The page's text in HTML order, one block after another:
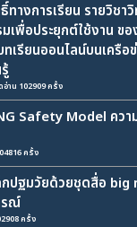
างการเรียน รายวิชา
มเพื่อประยุกต์ใช้งาน ข
รียนออนไลน์บนเครือ
าน 102909 ครั้ง
Safety Model คว
ครั้ง
กปฐมวัยด้วยชุดสื่อ
รณ์
ครั้ง